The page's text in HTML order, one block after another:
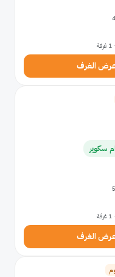
الغرف
الغرف